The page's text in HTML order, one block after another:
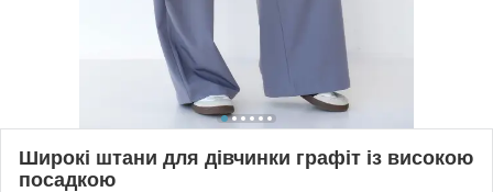
Широкі штани для дівчинки графіт із високою
посадкою